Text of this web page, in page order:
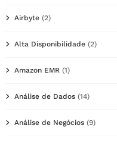
Airbyte (2)
Alta Disponibilidade (2)
Amazon EMR (1)
Análise de Dados (14)
Análise de Negócios (9)